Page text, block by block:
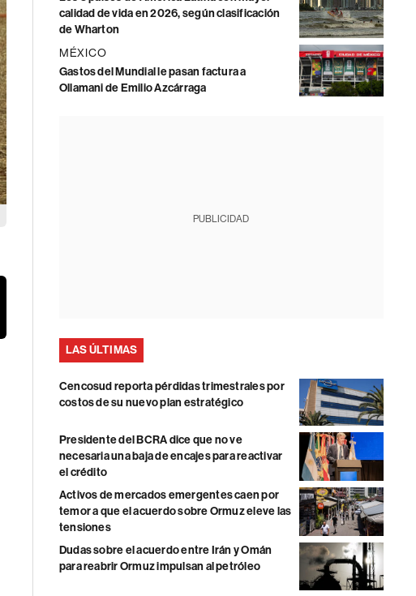
calidad de vida en 2026, según clasificación
de Wharton
MÉXICO
Gastos del Mundial le pasan factura a
Ollamani de Emilio Azcárraga
PUBLICIDAD
LAS ÚLTIMAS
Cencosud reporta pérdidas trimestrales por
costos de su nuevo plan estratégico
Presidente del BCRA dice que no ve
necesaria una baja de encajes para reactivar
el crédito
Activos de mercados emergentes caen por
temor a que el acuerdo sobre Ormuz eleve las
tensiones
Dudas sobre el acuerdo entre Irán y Omán
para reabrir Ormuz impulsan al petróleo